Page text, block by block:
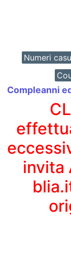
Numeri
Compleanni
invita